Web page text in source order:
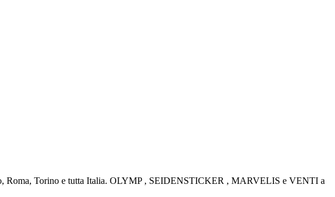
Roma, Torino e tutta Italia. OLYMP , SEIDENSTICKER , MARVELIS e VENTI a